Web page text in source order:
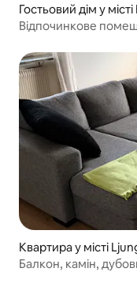
Гостьовий дім у
Відпочинкове
Квартира у місті
Балкон, камін,